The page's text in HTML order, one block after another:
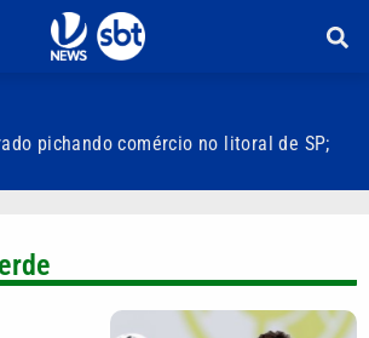
pichando comércio no litoral de SP;